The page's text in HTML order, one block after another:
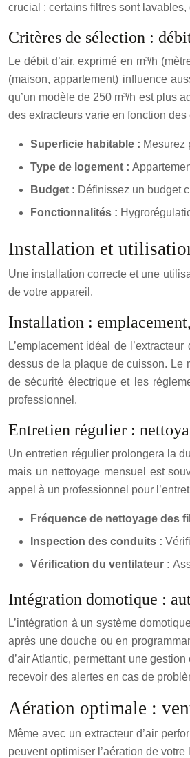
crucial : certains filtres sont
Critères de sélection :
Le débit d’air, exprimé en m³/h
(maison, appartement) influence
qu’un modèle de 250 m³/h est plus
des extracteurs varie en fonction
Superficie habitable : Mesurez
Type de logement :
Budget : Définissez un budget
Fonctionnalités :
Installation et
Une installation correcte et une
de votre appareil.
Installation :
L’emplacement idéal de
dessus de la plaque de cuisson. Le
de sécurité électrique et les
professionnel.
Entretien régulier :
Un entretien régulier prolongera la
mais un nettoyage mensuel est
appel à un professionnel pour
Fréquence de nettoyage des
Inspection des conduits :
Vérification du ventilateur :
Intégration domotique :
L’intégration à un système
après une douche ou en
d’air Atlantic, permettant une
recevoir des alertes en cas de
Aération optimale :
Même avec un extracteur d’air
peuvent optimiser l’aération de votre